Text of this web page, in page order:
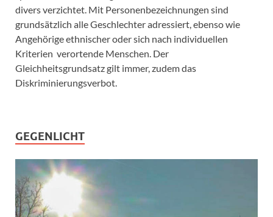
divers verzichtet. Mit Personenbezeichnungen sind
grundsätzlich alle Geschlechter adressiert, ebenso wie
Angehörige ethnischer oder sich nach individuellen
Kriterien verortende Menschen. Der
Gleichheitsgrundsatz gilt immer, zudem das
Diskriminierungsverbot.
GEGENLICHT